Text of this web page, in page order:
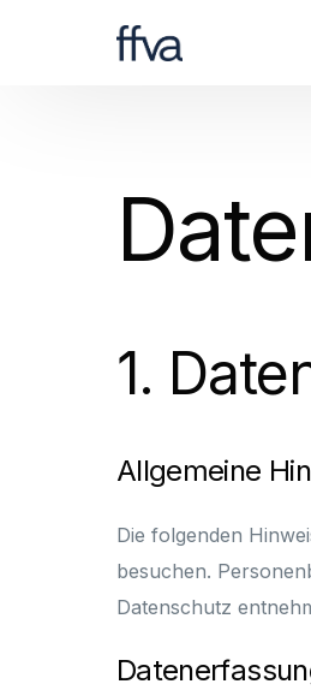
1.
Allgemeine
Die folgenden
besuchen.
Datenschutz